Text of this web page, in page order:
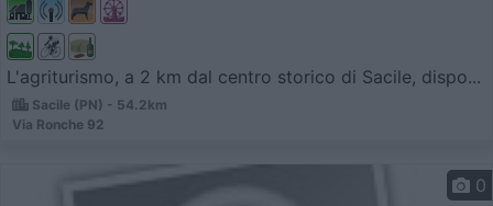
L'agriturismo, a 2 km dal centro storico di Sacile, dispo...
Sacile (PN) - 54.2km
Via Ronche 92
0